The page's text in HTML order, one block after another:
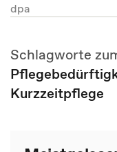
dpa
Schlagworte
Kurzzeitpflege